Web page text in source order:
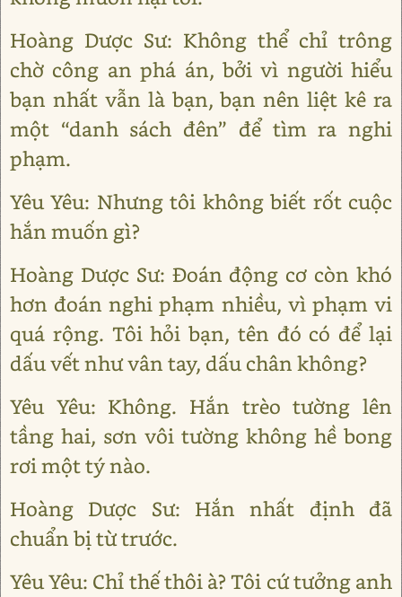
Hoàng Dược Sư: Không thể chỉ trông
chờ công an phá án, bởi vì người hiểu
bạn nhất vẫn là bạn, bạn nên liệt kê ra
một “danh sách đên” để tìm ra nghi
phạm.
Yêu Yêu: Nhưng tôi không biết rốt cuộc
hắn muốn gì?
Hoàng Dược Sư: Đoán động cơ còn khó
hơn đoán nghi phạm nhiều, vì phạm vi
quá rộng. Tôi hỏi bạn, tên đó có để lại
dấu vết như vân tay, dấu chân không?
Yêu Yêu: Không. Hắn trèo tường lên
tầng hai, sơn vôi tường không hề bong
rơi một tý nào.
Hoàng Dược Sư: Hắn nhất định đã
chuẩn bị từ trước.
Yêu Yêu: Chỉ thế thôi à? Tôi cứ tưởng anh